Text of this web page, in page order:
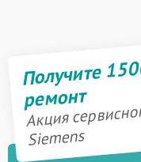
Получите
ремонт
Акция
Siemens